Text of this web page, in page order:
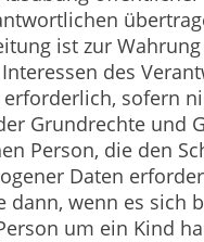
ist zur
des
sofern
Grundrechte und
Person, die den
Daten
dann, wenn es sich
um ein Kind